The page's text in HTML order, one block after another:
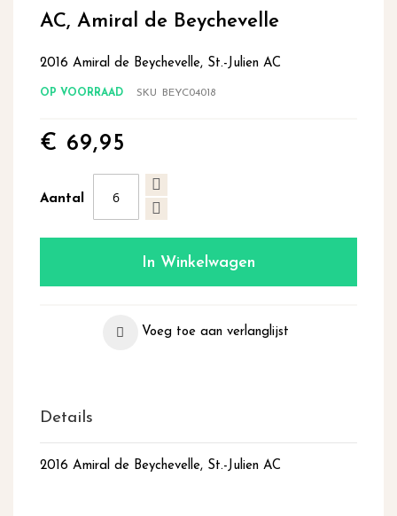
begin
van
afbeeldingen-
AC, Amiral de Beychevelle
2016 Amiral de Beychevelle, St.-Julien AC
OP VOORRAAD SKU BEYC04018
€ 69,95
Aantal
In Winkelwagen
Voeg toe aan verlanglijst
Details
2016 Amiral de Beychevelle, St.-Julien AC